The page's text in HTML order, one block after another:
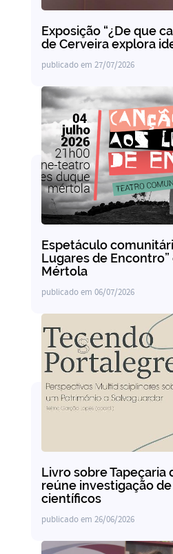
Exposição “¿De que
de Cerveira explora
publicado em 27/07/2026
Espetáculo
Lugares de
Mértola
publicado em 06/07/2026
Livro sobre Tapeçaria
reúne investigação
científicos
publicado em 26/06/2026